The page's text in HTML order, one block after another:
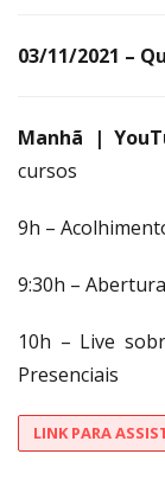
03/11/2021 –
Manhã |
cursos
9h –
9:30h –
10h – Live
Presenciais
LINK PARA